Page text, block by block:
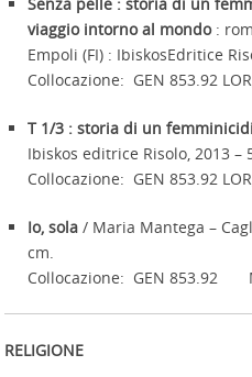
viaggio intorno al mondo:
Empoli (FI) : IbiskosEdritice
Collocazione: GEN 853.92
T 1/3 : storia di un
Ibiskos editrice Risolo, 2013 –
Collocazione: GEN 853.92
Io, sola / Maria Mantega –
cm.
Collocazione: GEN 853.92
RELIGIONE